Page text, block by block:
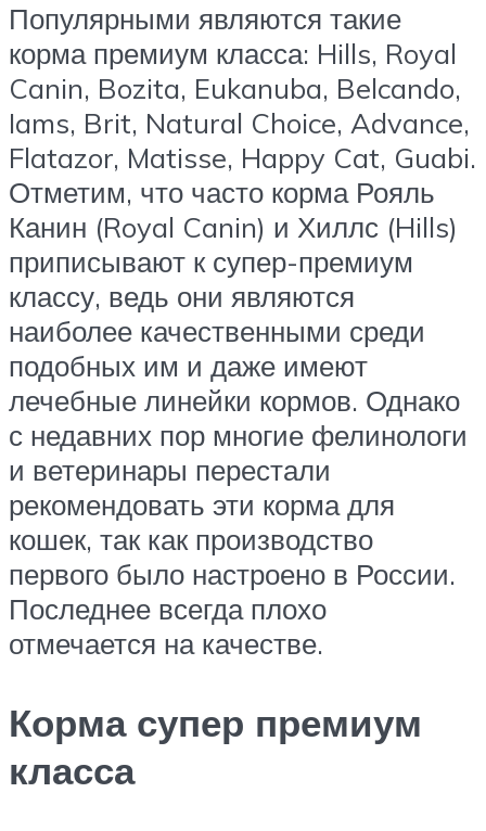
Популярными являются такие
корма премиум класса: Hills, Royal
Canin, Bozita, Eukanuba, Belcando,
Iams, Brit, Natural Choice, Advance,
Flatazor, Matisse, Happy Cat, Guabi.
Отметим, что часто корма Рояль
Канин (Royal Canin) и Хиллс (Hills)
приписывают к супер-премиум
классу, ведь они являются
наиболее качественными среди
подобных им и даже имеют
лечебные линейки кормов. Однако
с недавних пор многие фелинологи
и ветеринары перестали
рекомендовать эти корма для
кошек, так как производство
первого было настроено в России.
Последнее всегда плохо
отмечается на качестве.
Корма супер премиум
класса